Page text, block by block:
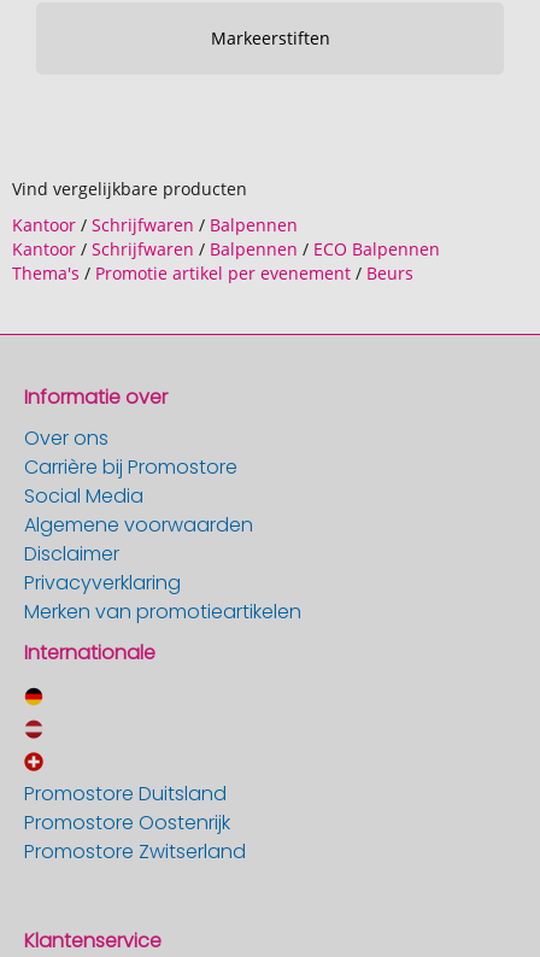
Markeerstiften
Vind vergelijkbare producten
Kantoor / Schrijfwaren / Balpennen
Kantoor / Schrijfwaren / Balpennen / ECO Balpennen
Thema's / Promotie artikel per evenement / Beurs
Informatie over
Over ons
Carrière bij Promostore
Social Media
Algemene voorwaarden
Disclaimer
Privacyverklaring
Merken van promotieartikelen
Internationale
Promostore Duitsland
Promostore Oostenrijk
Promostore Zwitserland
Klantenservice